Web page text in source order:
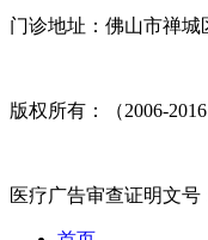
门诊地址：佛山市禅城
版权所有：（2006-
医疗广告审查证明文号